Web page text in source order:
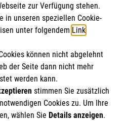
Ersthelfer oder
sind, sind die
von zwei Jahren
die Seitenlage gedreht
mehr ansprechbar sind,
freigehalten werden
Beispiel nicht ihr
einatmen.
erfolgen
und Beatmung?
Stillstand im Wechsel
und dann zwei
sollte der Brustkorb
gedrückt
zur Verfügung stehen.
in unseren speziellen Cookie-
unter folgendem Link.
können nicht abgelehnt
der Seite dann nicht mehr
werden kann.
stimmen Sie zusätzlich
Cookies zu. Um Ihre
wählen Sie Details anzeigen.